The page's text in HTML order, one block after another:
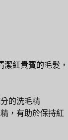
紅貴賓的毛髮，
的洗毛精
，有助於保持紅